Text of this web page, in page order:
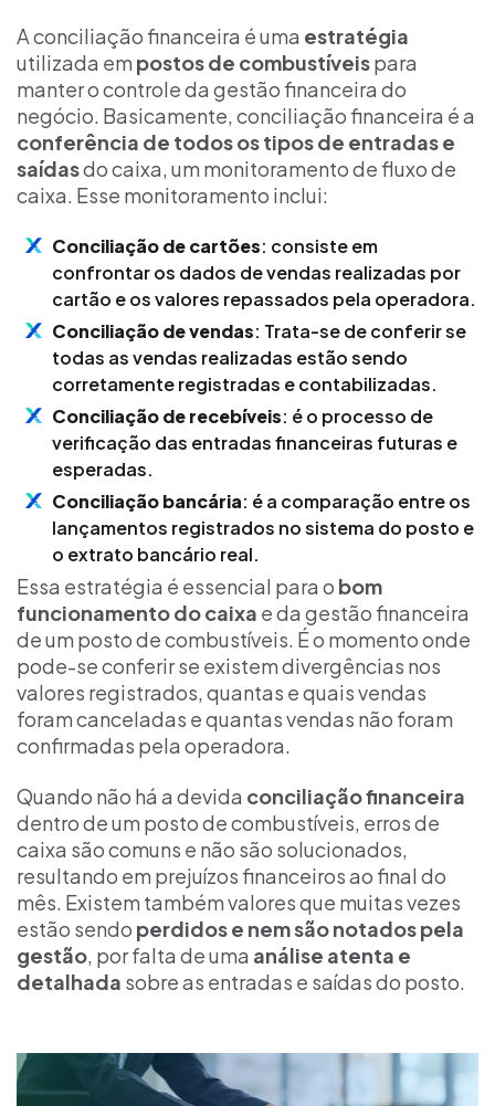
A conciliação financeira é uma estratégia
utilizada em postos de combustíveispara
manter o controle da gestão financeira do
negócio. Basicamente, conciliação financeira é a
conferência de todos os tipos de entradas e
saídasdo caixa, um monitoramento de fluxo de
caixa. Esse monitoramento inclui:
Conciliação de cartões: consiste em
confrontar os dados de vendas realizadas por
cartão e os valores repassados pela operadora.
Conciliação de vendas: Trata-se de conferir se
todas as vendas realizadas estão sendo
corretamente registradas e contabilizadas.
Conciliação de recebíveis: é o processo de
verificação das entradas financeiras futuras e
esperadas.
Conciliação bancária: é a comparação entre os
lançamentos registrados no sistema do posto e
o extrato bancário real.
Essa estratégia é essencial para o bom
funcionamento do caixa e da gestão financeira
de um posto de combustíveis. É o momento onde
pode-se conferir se existem divergências nos
valores registrados, quantas e quais vendas
foram canceladas e quantas vendas não foram
confirmadas pela operadora.
Quando não há a devida conciliação financeira
dentro de um posto de combustíveis, erros de
caixa são comuns e não são solucionados,
resultando em prejuízos financeiros ao final do
mês. Existem também valores que muitas vezes
estão sendo perdidos e nem são notados pela
gestão , por falta de uma análise atenta e
detalhada sobre as entradas e saídas do posto.